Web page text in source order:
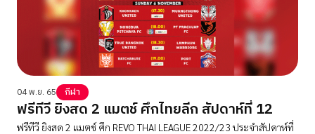
04 พ.ย. 65 กีฬา
ฟรีทีวี ยิงสด 2 แมตช์ ศึกไทยลีก สัปดาห์ที่ 12
ฟรีทีวี ยิงสด 2 แมตช์ ศึก REVO THAI LEAGUE 2022/23 ประจำสัปดาห์ที่